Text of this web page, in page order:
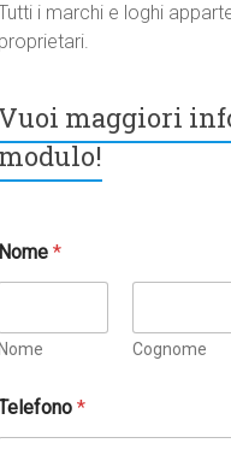
i marchi e loghi
proprietari.
Vuoi maggiori
modulo!
Nome*
Nome Cognome
*